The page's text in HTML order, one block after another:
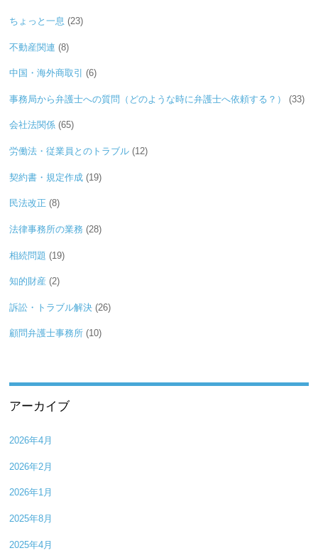
ちょっと一息 (23)
不動産関連 (8)
中国・海外商取引 (6)
事務局から弁護士への質問（どのような時に弁護士へ依頼する？） (33)
会社法関係 (65)
労働法・従業員とのトラブル (12)
契約書・規定作成 (19)
民法改正 (8)
法律事務所の業務 (28)
相続問題 (19)
知的財産 (2)
訴訟・トラブル解決 (26)
顧問弁護士事務所 (10)
アーカイブ
2026年4月
2026年2月
2026年1月
2025年8月
2025年4月